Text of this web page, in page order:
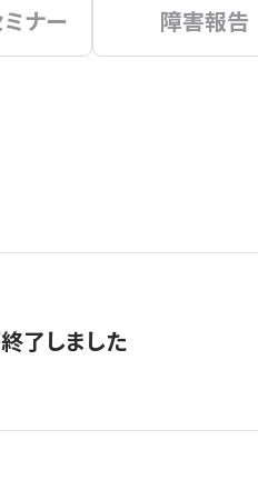
ミナー 障害報告
了しました